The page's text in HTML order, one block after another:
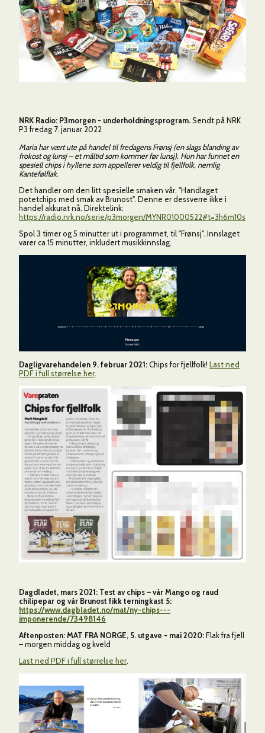
NRK Radio: P3morgen - underholdningsprogram.Sendt på NRK
P3 fredag 7. januar 2022
Maria har vært ute på handel til fredagens Frønsj (en slags blanding av
frokost og lunsj – et måltid som kommer før lunsj). Hun har funnet en
spesiell chips i hyllene som appellerer veldig til fjellfolk, nemlig
Kantefølflak.
Det handler om den litt spesielle smaken vår, "Handlaget
potetchips med smak av Brunost". Denne er dessverre ikke i
handel akkurat nå. Direktelink:
https://radio.nrk.no/serie/p3morgen/MYNR01000522#t=3h6m10s
Spol 3 timer og 5 minutter ut i programmet, til "Frønsj". Innslaget
varer ca 15 minutter, inkludert musikkinnslag.
Dagligvarehandelen 9. februar 2021:Chips for fjellfolk! Last ned
PDF i full størrelse her.
Dagdladet, mars 2021: Test av chips – vår Mango og raud
chilipepar og vår Brunost fikk terningkast 5:
https://www.dagbladet.no/mat/ny-chips---
imponerende/73498146
Aftenposten: MAT FRA NORGE, 5. utgave - mai 2020:Flak fra fjell
– morgen middag og kveld
Last ned PDF i full størrelse her.